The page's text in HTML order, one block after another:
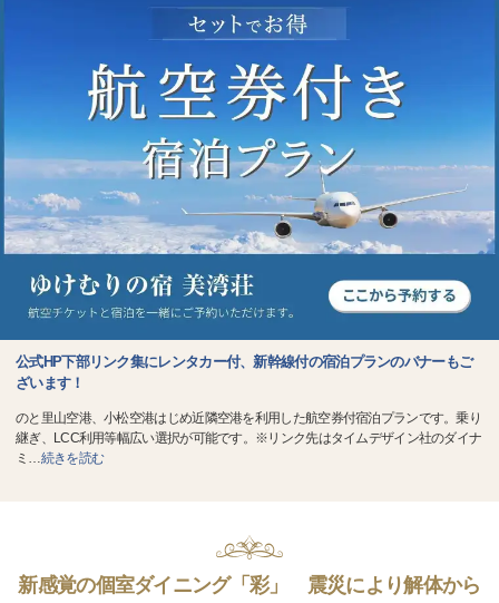
公式HP下部リンク集にレンタカー付、新幹線付の宿泊プランのバナーもご
ざいます！
のと里山空港、小松空港はじめ近隣空港を利用した航空券付宿泊プランです。乗り
継ぎ、LCC利用等幅広い選択が可能です。※リンク先はタイムデザイン社のダイナ
ミ …続きを読む
新感覚の個室ダイニング「彩」 震災により解体から